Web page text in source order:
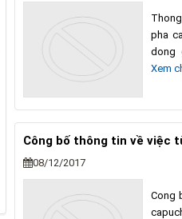
pha
dong
Xem
Công bố thông tin về việc
08/12/2017
Cong